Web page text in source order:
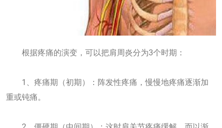
根据疼痛的演变，可以把肩周炎分为3个时期：
1、疼痛期（初期）：阵发性疼痛，慢慢地疼痛逐渐加
重或钝痛。